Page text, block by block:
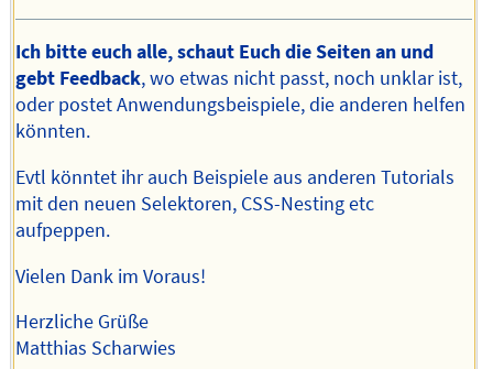
Ich bitte euch alle, schaut Euch die Seiten an und
gebt Feedback, wo etwas nicht passt, noch unklar ist,
oder postet Anwendungsbeispiele, die anderen helfen
könnten.
Evtl könntet ihr auch Beispiele aus anderen Tutorials
mit den neuen Selektoren, CSS-Nesting etc
aufpeppen.
Vielen Dank im Voraus!
Herzliche Grüße
Matthias Scharwies